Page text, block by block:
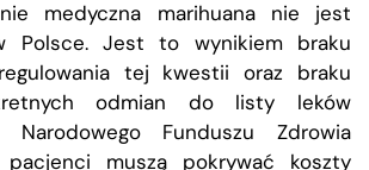
medyczna marihuana nie jest
Polsce. Jest to wynikiem braku
tej kwestii oraz braku
odmian do listy leków
Narodowego Funduszu Zdrowia
pacjenci muszą pokrywać koszty